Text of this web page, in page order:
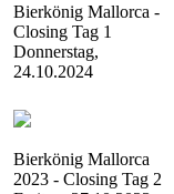
Bierkönig Mallorca -
Closing Tag 1
Donnerstag,
24.10.2024
Bierkönig Mallorca
2023 - Closing Tag 2